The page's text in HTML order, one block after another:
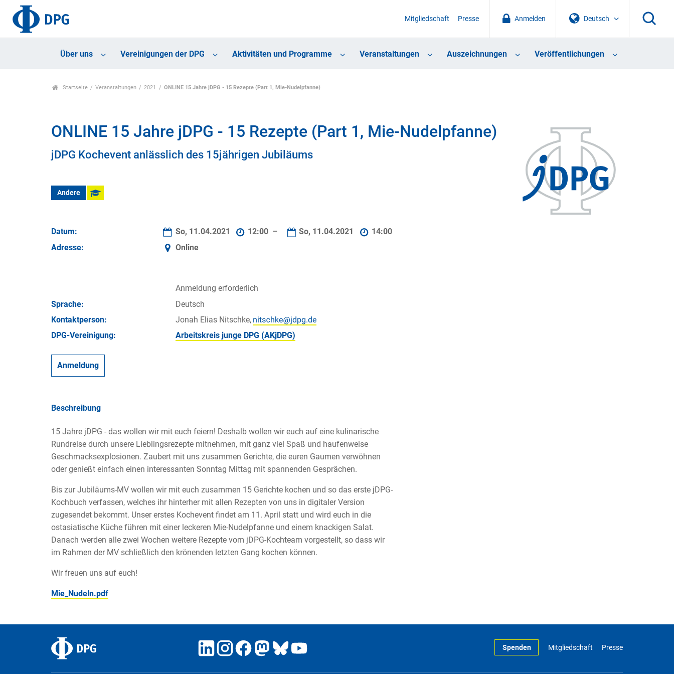
Deutsch
Anmelden
Mitgliedschaft Presse
Über uns Vereinigungen der DPG Aktivitäten und Programme Veranstaltungen Auszeichnungen Veröffentlichungen
Startseite Veranstaltungen 2021 ONLINE 15 Jahre jDPG - 15 Rezepte (Part 1, Mie-Nudelpfanne)
ONLINE 15 Jahre jDPG - 15 Rezepte (Part 1, Mie-Nudelpfanne)
jDPG Kochevent anlässlich des 15jährigen Jubiläums
Andere
Datum: So, 11.04.2021 12:00 – So, 11.04.2021
14:00
Adresse:
Online
Anmeldung erforderlich
Sprache:
Deutsch
Kontakt­person:
Jonah Elias Nitschke,
DPG-Vereinigung:
Arbeitskreis junge DPG (AKjDPG)
Anmeldung
Beschreibung
15 Jahre jDPG - das wollen wir mit euch feiern! Deshalb wollen wir euch auf eine kulinarische
Rundreise durch unsere Lieblingsrezepte mitnehmen, mit ganz viel Spaß und haufenweise
Geschmacksexplosionen. Zaubert mit uns zusammen Gerichte, die euren Gaumen verwöhnen
oder genießt einfach einen interessanten Sonntag Mittag mit spannenden Gesprächen.
Bis zur Jubiläums-MV wollen wir mit euch zusammen 15 Gerichte kochen und so das erste jDPG-
Kochbuch verfassen, welches ihr hinterher mit allen Rezepten von uns in digitaler Version
zugesendet bekommt. Unser erstes Kochevent findet am 11. April statt und wird euch in die
ostasiatische Küche führen mit einer leckeren Mie-Nudelpfanne und einem knackigen Salat.
Danach werden alle zwei Wochen weitere Rezepte vom jDPG-Kochteam vorgestellt, so dass wir
im Rahmen der MV schließlich den krönenden letzten Gang kochen können.
Wir freuen uns auf euch!
Mie_Nudeln.pdf
Spenden Mitgliedschaft Presse